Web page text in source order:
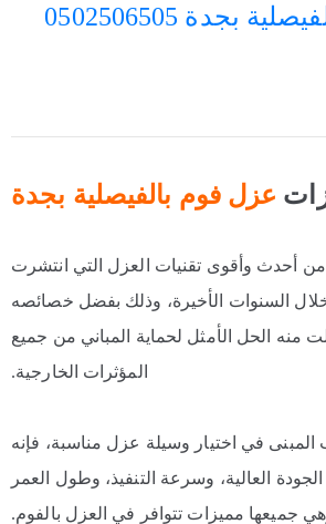
بجدة 0502506505
عزل فوم بالفيصلية بجدة
من أحدث وأقوى تقنيات العزل التي انتشرت
السنوات الأخيرة، وذلك بفضل خصائصه
منه الحل الأمثل لحماية المباني من جميع
المؤثرات الخارجية.
في اختيار وسيلة عزل مناسبة، فإنه
العالية، وسرعة التنفيذ، وطول العمر
جميعها مميزات تتوافر في العزل بالفوم.